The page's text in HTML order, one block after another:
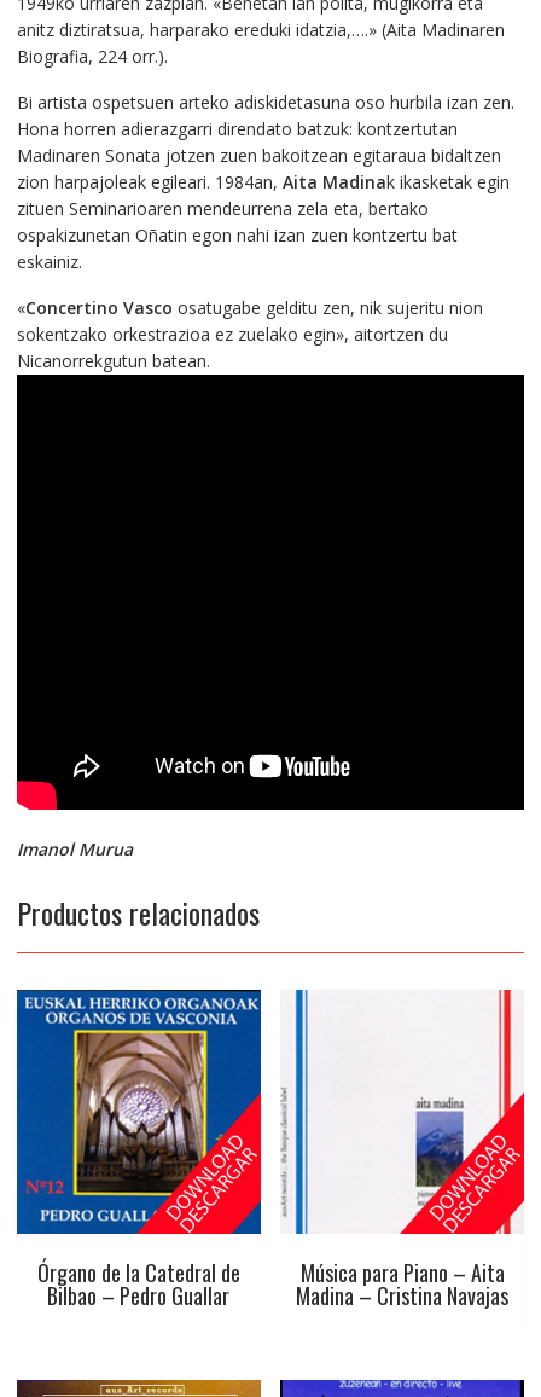
anitz diztiratsua, harparako ereduki idatzia,….» (Aita Madinaren
Biografia, 224 orr.).
Bi artista ospetsuen arteko adiskidetasuna oso hurbila izan zen.
Hona horren adierazgarri direndato batzuk: kontzertutan
Madinaren Sonata jotzen zuen bakoitzean egitaraua bidaltzen
zion harpajoleak egileari. 1984an, Aita Madinak ikasketak egin
zituen Seminarioaren mendeurrena zela eta, bertako
ospakizunetan Oñatin egon nahi izan zuen kontzertu bat
eskainiz.
«Concertino Vasco osatugabe gelditu zen, nik sujeritu nion
sokentzako orkestrazioa ez zuelako egin», aitortzen du
Nicanorrekgutun batean.
Imanol Murua
Productos relacionados
Órgano de la Catedral de
Bilbao – Pedro Guallar
Música para Piano – Aita
Madina – Cristina Navajas